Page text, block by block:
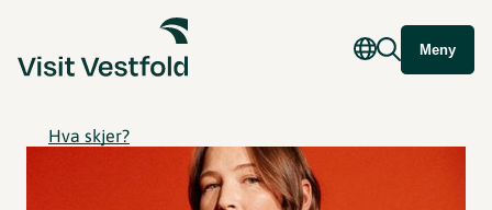
Meny
Hva skjer?